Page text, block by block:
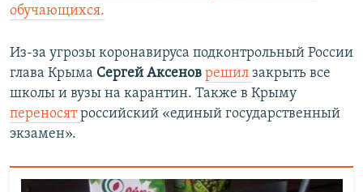
обучающихся.
Из-за угрозы коронавируса подконтрольный России
глава Крыма Сергей Аксенов решил закрыть все
школы и вузы на карантин. Также в Крыму
переносятроссийский «единый государственный
экзамен».